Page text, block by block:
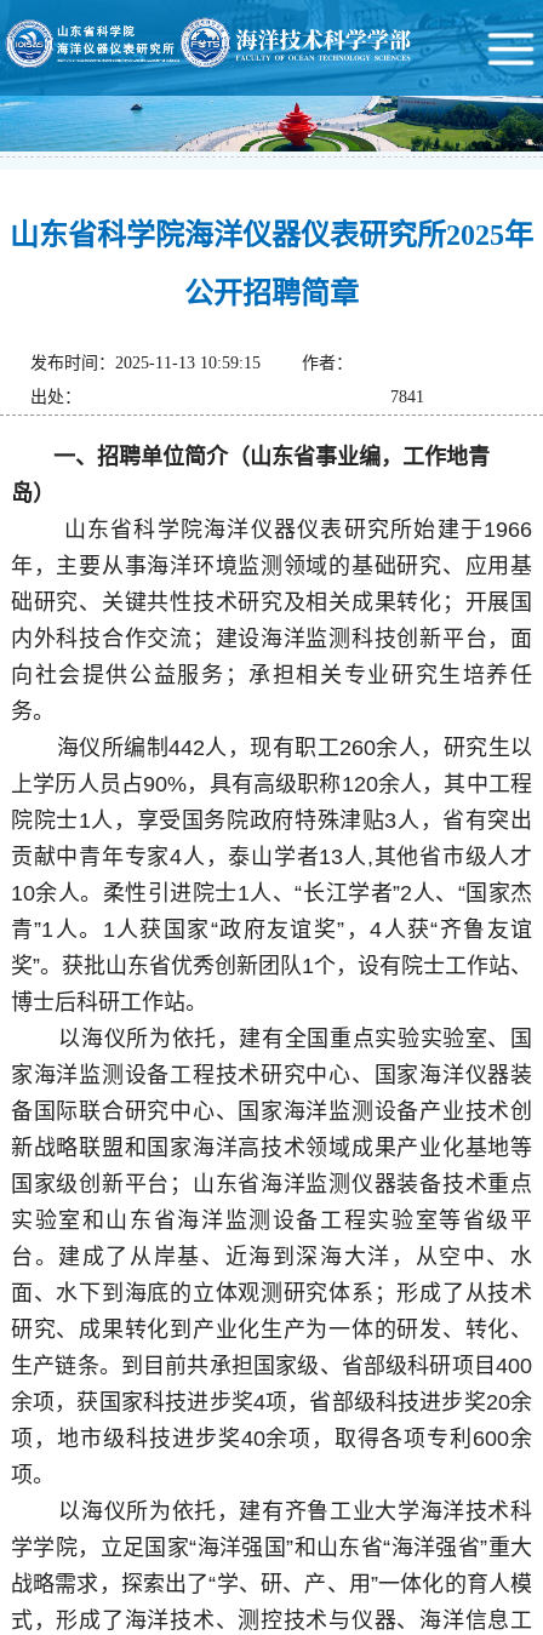
山东省科学院海洋仪器仪表研究所2025年
公开招聘简章
发布时间：2025-11-13 10:59:15
作者：
出处：
7841
一、招聘单位简介（山东省事业编，工作地青
岛）
山东省科学院海洋仪器仪表研究所始建于1966
年，主要从事海洋环境监测领域的基础研究、应用基
础研究、关键共性技术研究及相关成果转化；开展国
内外科技合作交流；建设海洋监测科技创新平台，面
向社会提供公益服务；承担相关专业研究生培养任
务。
海仪所编制442人，现有职工260余人，研究生以
上学历人员占90%，具有高级职称120余人，其中工程
院院士1人，享受国务院政府特殊津贴3人，省有突出
贡献中青年专家4人，泰山学者13人,其他省市级人才
10余人。柔性引进院士1人、“长江学者”2人、“国家杰
青”1人。1人获国家“政府友谊奖”，4人获“齐鲁友谊
奖”。获批山东省优秀创新团队1个，设有院士工作站、
博士后科研工作站。
以海仪所为依托，建有全国重点实验实验室、国
家海洋监测设备工程技术研究中心、国家海洋仪器装
备国际联合研究中心、国家海洋监测设备产业技术创
新战略联盟和国家海洋高技术领域成果产业化基地等
国家级创新平台；山东省海洋监测仪器装备技术重点
实验室和山东省海洋监测设备工程实验室等省级平
台。建成了从岸基、近海到深海大洋，从空中、水
面、水下到海底的立体观测研究体系；形成了从技术
研究、成果转化到产业化生产为一体的研发、转化、
生产链条。到目前共承担国家级、省部级科研项目400
余项，获国家科技进步奖4项，省部级科技进步奖20余
项，地市级科技进步奖40余项，取得各项专利600余
项。
以海仪所为依托，建有齐鲁工业大学海洋技术科
学学院，立足国家“海洋强国”和山东省“海洋强省”重大
战略需求，探索出了“学、研、产、用”一体化的育人模
式，形成了海洋技术、测控技术与仪器、海洋信息工